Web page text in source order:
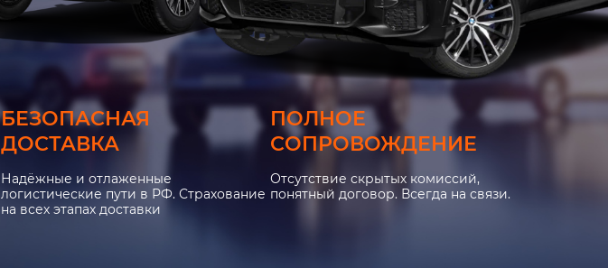
БЕЗОПАСНАЯ
ДОСТАВКА
Надёжные и отлаженные
логистические пути в РФ. Страхование
на всех этапах доставки
ПОЛНОЕ
СОПРОВОЖДЕНИЕ
Отсутствие скрытых комиссий,
понятный договор. Всегда на связи.